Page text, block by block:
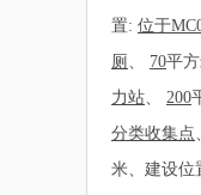
置: 位于
厕、 70平
力站、 200
分类收集点
米、建设位